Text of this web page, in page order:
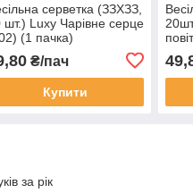
серветка (ЗЗХЗЗ,
шт.) Luxy Чарівне серце
(1 пачка)
₴/пач
Купити
за рік